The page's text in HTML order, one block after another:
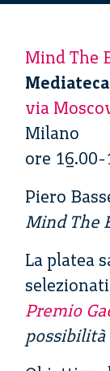
Mind The
via
Milano
ore 16.00-
Piero
Mind The
La platea
Premio